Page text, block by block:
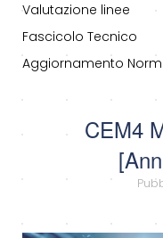
Valutazione linee
Fascicolo Tecnico
Aggiornamento
CEM4